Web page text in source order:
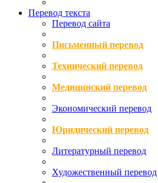
Перевод текста
Перевод сайта
Письменный перевод
Технический перевод
Медицинский перевод
Экономический перевод
Юридический перевод
Литературный перевод
Художественный перевод